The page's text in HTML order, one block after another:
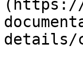
(https://
details/